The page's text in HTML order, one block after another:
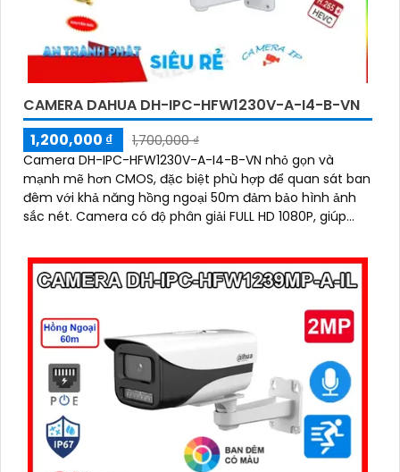
CAMERA DAHUA DH-IPC-HFW1230V-A-I4-B-VN
1,200,000 ₫
1,700,000 ₫
Camera DH-IPC-HFW1230V-A-I4-B-VN nhỏ gọn và
mạnh mẽ hơn CMOS, đặc biệt phù hợp để quan sát ban
đêm với khả năng hồng ngoại 50m đảm bảo hình ảnh
sắc nét. Camera có độ phân giải FULL HD 1080P, giúp